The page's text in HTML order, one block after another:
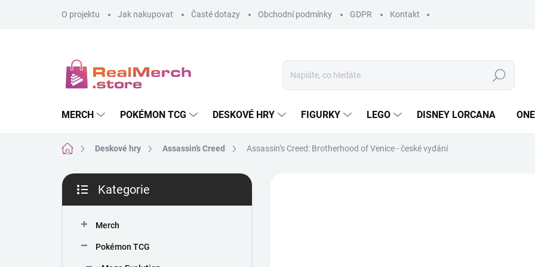
O projektu Jak nakupovat Časté dotazy Obchodní podmínky GDPR Kontakt
Hledat
MERCH POKÉMON TCG DESKOVÉ HRY FIGURKY LEGO DISNEY LORCANA
Domů Deskové hry Assassin’s Creed Assassin’s Creed: Brotherhood of Venice - české vydání
P
s
kategorie
Kategorie
Merch
Pokémon TCG